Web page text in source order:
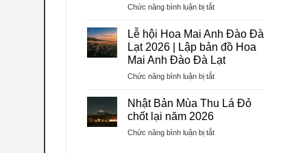
Chuyên
Tỷ
Đậu
Cao
vào
Tết
Nguyên
Đán
2026
–
Bính
Chức năng bình luận bị tắtở
Khuong
Airport
Temporarily
Closed
for
&
to
Lễ hội Hoa Mai Anh Đào Đà
Lạt 2026 | Lập bản đồ Hoa
Mai Anh Đào Đà Lạt
Chức năng bình luận bị tắtở
hội
Anh
Nhật Bản Mùa Thu Lá Đỏ
chốt lại năm 2026
Chức năng bình luận bị tắtở